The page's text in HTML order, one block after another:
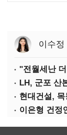
이수정
"전월세난
LH, 군포 산
현대건설,